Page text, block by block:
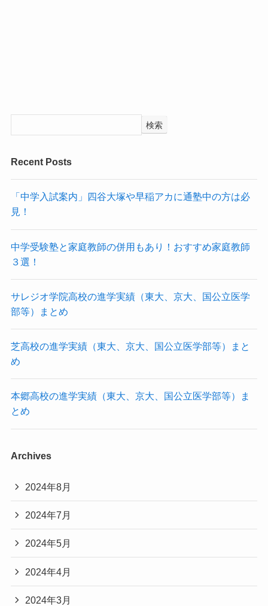
検索
Recent Posts
「中学入試案内」四谷大塚や早稲アカに通塾中の方は必
見！
中学受験塾と家庭教師の併用もあり！おすすめ家庭教師
３選！
サレジオ学院高校の進学実績（東大、京大、国公立医学
部等）まとめ
芝高校の進学実績（東大、京大、国公立医学部等）まと
め
本郷高校の進学実績（東大、京大、国公立医学部等）ま
とめ
Archives
2024年8月
2024年7月
2024年5月
2024年4月
2024年3月